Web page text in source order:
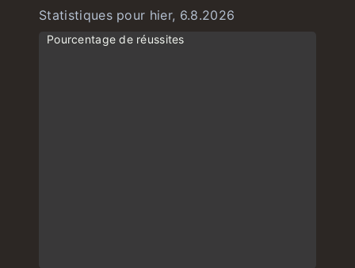
Statistiques pour hier, 6.8.2026
Pourcentage de réussites